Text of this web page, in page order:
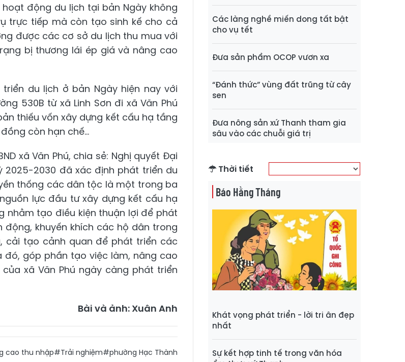
động du lịch tại bản Ngày không
trực tiếp mà còn tạo sinh kế cho cả
được các cơ sở du lịch thu mua với
bị thương lái ép giá và nâng cao
du lịch ở bản Ngày hiện nay với
530B từ xã Linh Sơn đi xã Văn Phú
thiếu vốn xây dựng kết cấu hạ tầng
còn hạn chế...
xã Văn Phú, chia sẻ: Nghị quyết Đại
2025-2030 đã xác định phát triển du
thống các dân tộc là một trong ba
lực đầu tư xây dựng kết cấu hạ
tạo điều kiện thuận lợi để phát
động, khuyến khích các hộ dân trong
cải tạo cảnh quan để phát triển các
đó, góp phần tạo việc làm, nâng cao
xã Văn Phú ngày càng phát triển
Bài và ảnh: Xuân Anh
cao thu nhập#Trải nghiệm#phường Hạc Thành
Các làng nghề miến dong tất bật
cho vụ tết
Đưa sản phẩm OCOP vươn xa
“Đánh thức” vùng đất trũng từ cây
sen
Đưa nông sản xứ Thanh tham gia
sâu vào các chuỗi giá trị
Thời tiết
Báo Hằng Tháng
Khát vọng phát triển - lời tri ân đẹp
nhất
Sự kết hợp tinh tế trong văn hóa